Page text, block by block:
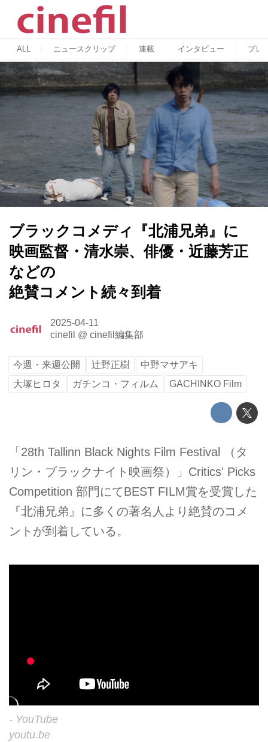
ALL ニュースクリップ 連載 インタビュー プレ
ブラックコメディ『北浦兄弟』に
映画監督・清水崇、俳優・近藤芳正
などの
絶賛コメント続々到着
2025-04-11
cinefil @ cinefil編集部
今週・来週公開 辻野正樹
中野マサアキ
大塚ヒロタ
ガチンコ・フィルム GACHINKO Film
「28th Tallinn Black Nights Film Festival （タ
リン・ブラックナイト映画祭）」Critics' Picks
Competition 部門にてBEST FILM賞を受賞した
『北浦兄弟』に多くの著名人より絶賛のコメ
ントが到着している。
- YouTube
youtu.be